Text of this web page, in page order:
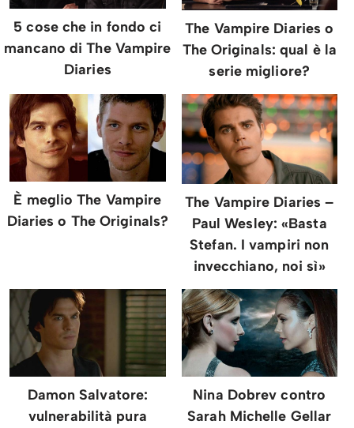
5 cose che in fondo ci
mancano di The Vampire
Diaries
The Vampire Diaries o
The Originals: qual è la
serie migliore?
È meglio The Vampire
Diaries o The Originals?
The Vampire Diaries –
Paul Wesley: «Basta
Stefan. I vampiri non
invecchiano, noi sì»
Damon Salvatore:
vulnerabilità pura
Nina Dobrev contro
Sarah Michelle Gellar